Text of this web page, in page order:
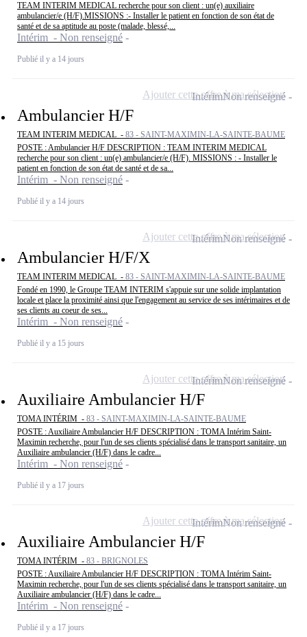
TEAM INTERIM MEDICAL recherche pour son client : un(e) auxiliaire
ambulancier/e (H/F).MISSIONS :- Installer le patient en fonction de son état de
santé et de sa aptitude au poste (malade, blessé,...
Intérim - Non renseigné
Publié il y a 14 jours
Ambulancier H/F
TEAM INTERIM MEDICAL - 83 - SAINT-MAXIMIN-LA-SAINTE-BAUME
POSTE : Ambulancier H/F DESCRIPTION : TEAM INTERIM MEDICAL
recherche pour son client : un(e) ambulancier/e (H/F). MISSIONS : - Installer le
patient en fonction de son état de santé et de sa...
Intérim - Non renseigné
Publié il y a 14 jours
IntérimNon renseigné
Ajouter cette offre à ma sélection
Ambulancier H/F/X
TEAM INTERIM MEDICAL - 83 - SAINT-MAXIMIN-LA-SAINTE-BAUME
Fondé en 1990, le Groupe TEAM INTERIM s'appuie sur une solide implantation
locale et place la proximité ainsi que l'engagement au service de ses intérimaires et de
ses clients au coeur de ses...
Intérim - Non renseigné
Publié il y a 15 jours
IntérimNon renseigné
Ajouter cette offre à ma sélection
Auxiliaire Ambulancier H/F
TOMA INTÉRIM - 83 - SAINT-MAXIMIN-LA-SAINTE-BAUME
POSTE : Auxiliaire Ambulancier H/F DESCRIPTION : TOMA Intérim Saint-
Maximin recherche, pour l'un de ses clients spécialisé dans le transport sanitaire, un
Auxiliaire ambulancier (H/F) dans le cadre...
Intérim - Non renseigné
Publié il y a 17 jours
IntérimNon renseigné
Ajouter cette offre à ma sélection
Auxiliaire Ambulancier H/F
TOMA INTÉRIM - 83 - BRIGNOLES
POSTE : Auxiliaire Ambulancier H/F DESCRIPTION : TOMA Intérim Saint-
Maximin recherche, pour l'un de ses clients spécialisé dans le transport sanitaire, un
Auxiliaire ambulancier (H/F) dans le cadre...
Intérim - Non renseigné
Publié il y a 17 jours
IntérimNon renseigné
Ajouter cette offre à ma sélection